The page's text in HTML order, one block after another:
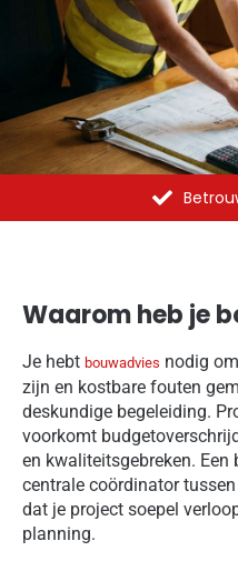
Al meer dan
Waarom heb je
Je hebt bouwadvies nodig
zijn en kostbare fouten
deskundige begeleiding.
voorkomt
en kwaliteitsgebreken.
centrale coördinator
dat je project soepel
planning.